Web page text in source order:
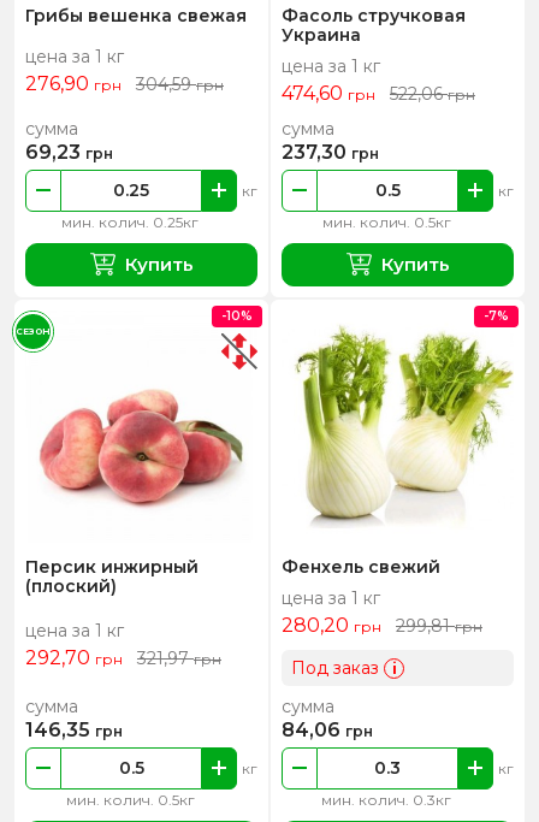
Грибы вешенка свежая
цена за 1 кг
276,90 грн 304,59грн
мин. колич. 0.25кг
кг
сумма
69,23 грн
Купить
Фасоль стручковая
Украина
цена за 1 кг
474,60 грн 522,06грн
мин. колич. 0.5кг
кг
сумма
237,30 грн
Купить
Персик инжирный
(плоский)
цена за 1 кг
292,70 грн 321,97грн
мин. колич. 0.5кг
кг
сумма
146,35 грн
-10%
СЕЗОН
Фенхель свежий
цена за 1 кг
280,20 грн 299,81грн
Под заказ i
мин. колич. 0.3кг
кг
сумма
84,06 грн
-7%